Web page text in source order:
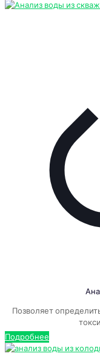
Позволяет
Подробнее